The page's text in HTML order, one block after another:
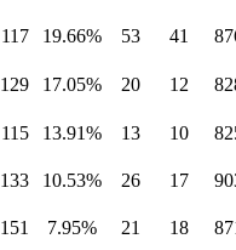
117 19.66% 53 41
129 17.05% 20 12
115 13.91% 13 10
133 10.53% 26 17
151 7.95% 21 18